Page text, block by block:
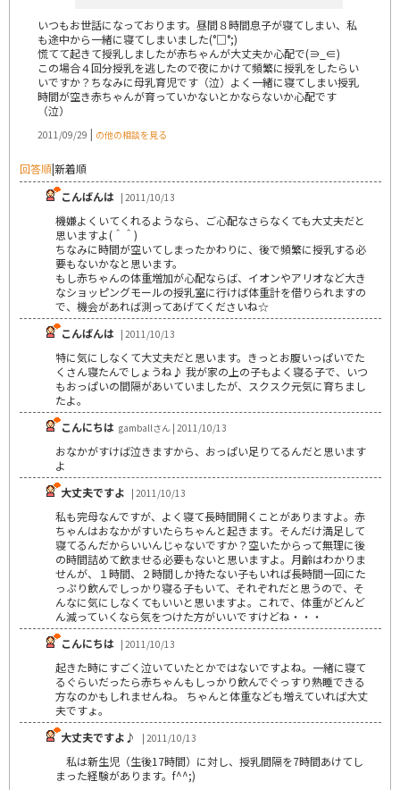
いつもお世話になっております。昼間８時間息子が寝てしまい、私
も途中から一緒に寝てしまいました(°□°;)
慌てて起きて授乳しましたが赤ちゃんが大丈夫か心配で(∋_∈)
この場合４回分授乳を逃したので夜にかけて頻繁に授乳をしたらい
いですか？ちなみに母乳育児です（泣）よく一緒に寝てしまい授乳
時間が空き赤ちゃんが育っていかないとかならないか心配です
（泣）
2011/09/29 | の他の相談を見る
回答順|新着順
こんばんは | 2011/10/13
機嫌よくいてくれるようなら、ご心配なさらなくても大丈夫だと
思いますよ(＾＾)
ちなみに時間が空いてしまったかわりに、後で頻繁に授乳する必
要もないかなと思います。
もし赤ちゃんの体重増加が心配ならば、イオンやアリオなど大き
なショッピングモールの授乳室に行けば体重計を借りられますの
で、機会があれば測ってあげてくださいね☆
こんばんは | 2011/10/13
特に気にしなくて大丈夫だと思います。きっとお腹いっぱいでた
くさん寝たんでしょうね♪ 我が家の上の子もよく寝る子で、いつ
もおっぱいの間隔があいていましたが、スクスク元気に育ちまし
たよ。
こんにちは gamballさん | 2011/10/13
おなかがすけば泣きますから、おっぱい足りてるんだと思います
よ
大丈夫ですよ | 2011/10/13
私も完母なんですが、よく寝て長時間開くことがありますよ。赤
ちゃんはおなかがすいたらちゃんと起きます。そんだけ満足して
寝てるんだからいいんじゃないですか？空いたからって無理に後
の時間詰めて飲ませる必要もないと思いますよ。月齢はわかりま
せんが、１時間、２時間しか持たない子もいれば長時間一回にた
っぷり飲んでしっかり寝る子もいて、それぞれだと思うので、そ
んなに気にしなくてもいいと思いますよ。これで、体重がどんど
ん減っていくなら気をつけた方がいいですけどね・・・
こんにちは | 2011/10/13
起きた時にすごく泣いていたとかではないですよね。一緒に寝て
るぐらいだったら赤ちゃんもしっかり飲んでぐっすり熟睡できる
方なのかもしれませんね。 ちゃんと体重なども増えていれば大丈
夫ですょ。
大丈夫ですよ♪
| 2011/10/13
私は新生児（生後17時間）に対し、授乳間隔を7時間あけてし
まった経験があります。f^^;)